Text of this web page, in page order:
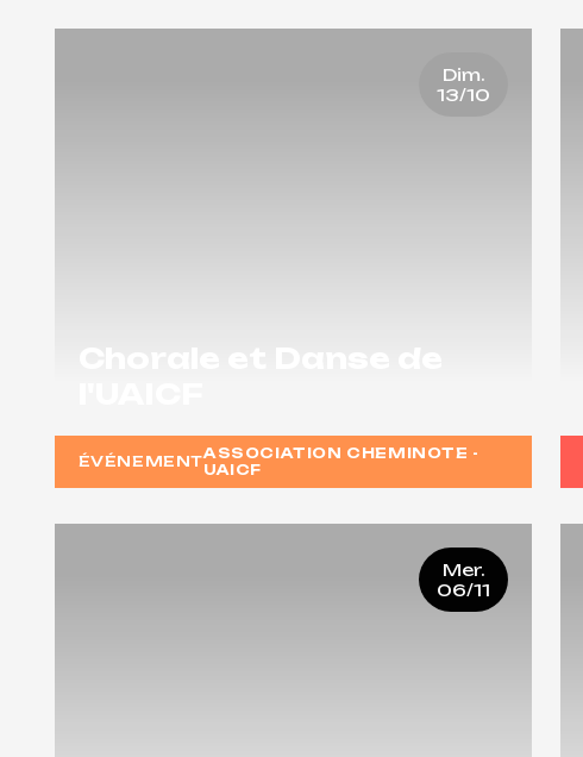
Dim.
13/10
ÉVÉNEMENTASSOCIATION CHEMINOTE -
UAICF
Mer.
06/11